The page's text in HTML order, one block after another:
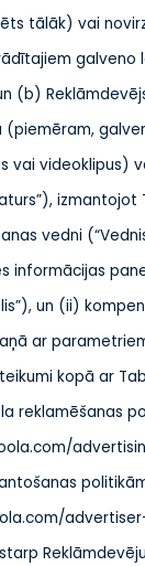
tālāk) vai
galveno
(b)
vai videoklipus)
vedni
informācijas
un (ii)
ar
kopā ar
reklamēšanas